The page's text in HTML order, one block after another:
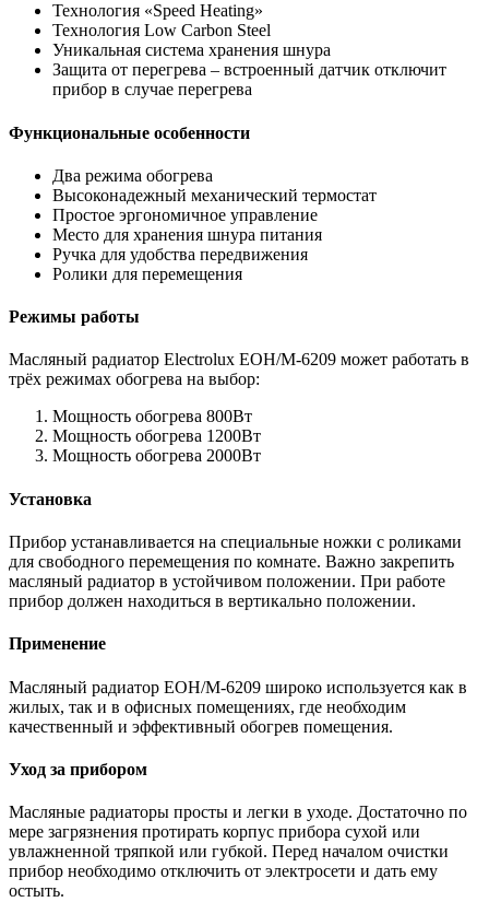
Технология «Speed Heating»
Технология Low Carbon Steel
Уникальная система хранения шнура
Защита от перегрева – встроенный датчик отключит
прибор в случае перегрева
Функциональные особенности
Два режима обогрева
Высоконадежный механический термостат
Простое эргономичное управление
Место для хранения шнура питания
Ручка для удобства передвижения
Ролики для перемещения
Режимы работы
Масляный радиатор Electrolux EOH/M-6209 может работать в
трёх режимах обогрева на выбор:
Мощность обогрева 800Вт
Мощность обогрева 1200Вт
Мощность обогрева 2000Вт
Установка
Прибор устанавливается на специальные ножки с роликами
для свободного перемещения по комнате. Важно закрепить
масляный радиатор в устойчивом положении. При работе
прибор должен находиться в вертикально положении.
Применение
Масляный радиатор EOH/M-6209 широко используется как в
жилых, так и в офисных помещениях, где необходим
качественный и эффективный обогрев помещения.
Уход за прибором
Масляные радиаторы просты и легки в уходе. Достаточно по
мере загрязнения протирать корпус прибора сухой или
увлажненной тряпкой или губкой. Перед началом очистки
прибор необходимо отключить от электросети и дать ему
остыть.